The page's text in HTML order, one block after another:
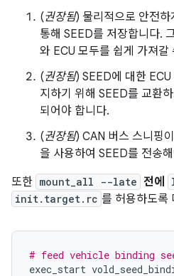
(권장됨) 물리적으로 안전
통해 SEED를 저장합니다.
와 ECU 모두를 쉽게 가져갈
(권장됨) SEED에 대한
지하기 위해 SEED를 교환
되어야 합니다.
(권장됨) CAN 버스 스니핑
을 사용하여 SEED를 전송
또한 mount_all --late 전에
init.target.rc 를 허용하도록
# feed vehicle binding
exec_start